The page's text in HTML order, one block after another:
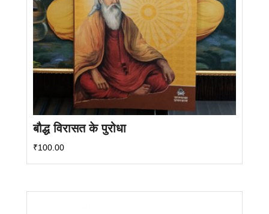
बौद्ध विरासत के पुरोधा
₹100.00